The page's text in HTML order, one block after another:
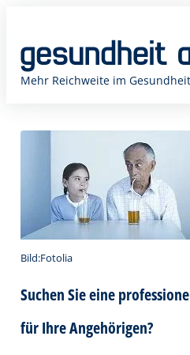
springen
Mehr Reichweite im
Bild:Fotolia
Suchen Sie eine
für Ihre Angehörigen?